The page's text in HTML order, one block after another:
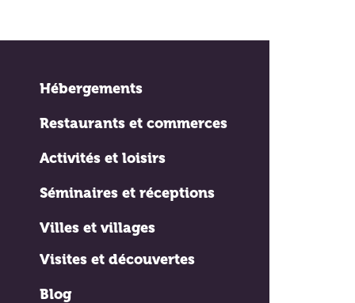
Hébergements
Restaurants et commerces
Activités et loisirs
Séminaires et réceptions
Villes et villages
Visites et découvertes
Blog